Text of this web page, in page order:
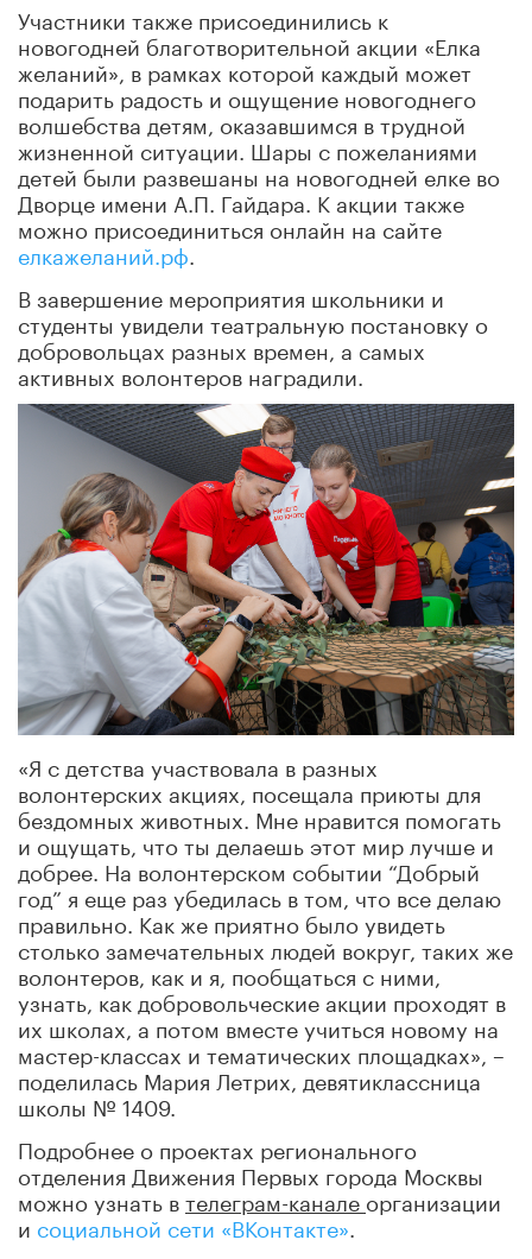
Участники также присоединились к
новогодней благотворительной акции «Елка
желаний», в рамках которой каждый может
подарить радость и ощущение новогоднего
волшебства детям, оказавшимся в трудной
жизненной ситуации. Шары с пожеланиями
детей были развешаны на новогодней елке во
Дворце имени А.П. Гайдара. К акции также
можно присоединиться онлайн на сайте
елкажеланий.рф
В завершение мероприятия школьники и
студенты увидели театральную постановку о
добровольцах разных времен, а самых
активных волонтеров наградили.
«Я с детства участвовала в разных
волонтерских акциях, посещала приюты для
бездомных животных. Мне нравится помогать
и ощущать, что ты делаешь этот мир лучше и
добрее. На волонтерском событии “Добрый
год” я еще раз убедилась в том, что все делаю
правильно. Как же приятно было увидеть
столько замечательных людей вокруг, таких же
волонтеров, как и я, пообщаться с ними,
узнать, как добровольческие акции проходят в
их школах, а потом вместе учиться новому на
мастер-классах и тематических площадках», –
поделилась Мария Летрих, девятиклассница
школы № 1409.
Подробнее о проектах регионального
отделения Движения Первых города Москвы
можно узнать втелеграм-канале организации
и социальной сети «ВКонтакте»